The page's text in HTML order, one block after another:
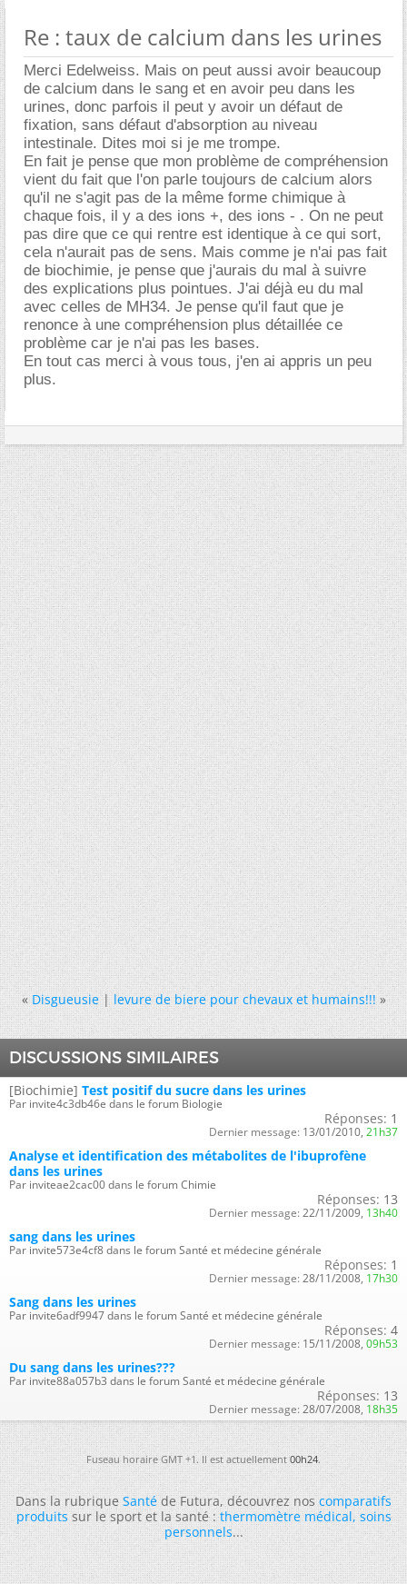
Re : taux de calcium dans les urines
Merci Edelweiss. Mais on peut aussi avoir beaucoup
de calcium dans le sang et en avoir peu dans les
urines, donc parfois il peut y avoir un défaut de
fixation, sans défaut d'absorption au niveau
intestinale. Dites moi si je me trompe.
En fait je pense que mon problème de compréhension
vient du fait que l'on parle toujours de calcium alors
qu'il ne s'agit pas de la même forme chimique à
chaque fois, il y a des ions +, des ions - . On ne peut
pas dire que ce qui rentre est identique à ce qui sort,
cela n'aurait pas de sens. Mais comme je n'ai pas fait
de biochimie, je pense que j'aurais du mal à suivre
des explications plus pointues. J'ai déjà eu du mal
avec celles de MH34. Je pense qu'il faut que je
renonce à une compréhension plus détaillée ce
problème car je n'ai pas les bases.
En tout cas merci à vous tous, j'en ai appris un peu
plus.
« Disgueusie|levure de biere pour chevaux et humains!!! »
DISCUSSIONS SIMILAIRES
[Biochimie] Test positif du sucre dans les urines
Par invite4c3db46e dans le forum Biologie
Réponses: 1
Dernier message: 13/01/2010, 21h37
Analyse et identification des métabolites de l'ibuprofène
dans les urines
Par inviteae2cac00 dans le forum Chimie
Réponses: 13
Dernier message: 22/11/2009, 13h40
sang dans les urines
Par invite573e4cf8 dans le forum Santé et médecine générale
Réponses: 1
Dernier message: 28/11/2008, 17h30
Sang dans les urines
Par invite6adf9947 dans le forum Santé et médecine générale
Réponses: 4
Dernier message: 15/11/2008, 09h53
Du sang dans les urines???
Par invite88a057b3 dans le forum Santé et médecine générale
Réponses: 13
Dernier message: 28/07/2008, 18h35
Fuseau horaire GMT +1. Il est actuellement00h24.
Dans la rubriqueSantéde Futura, découvrez noscomparatifs
produitssur le sport et la santé :thermomètre médical,soins
personnels...